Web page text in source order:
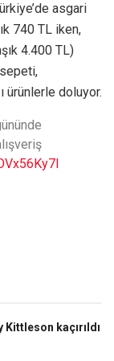
asgari
740 TL iken,
4.400 TL)
ürünlerle doluyor.
Kittleson kaçırıldı